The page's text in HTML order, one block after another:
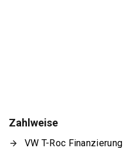
Zahlweise
VW T-Roc Finanzierung